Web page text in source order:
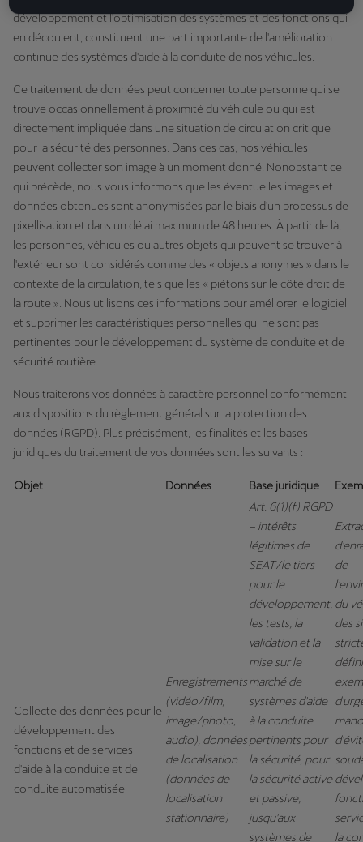
développement et l'optimisation des systèmes et des fonctions qui
en découlent, constituent une part importante de l'amélioration
continue des systèmes d'aide à la conduite de nos véhicules.
Ce traitement de données peut concerner toute personne qui se
trouve occasionnellement à proximité du véhicule ou qui est
directement impliquée dans une situation de circulation critique
pour la sécurité des personnes. Dans ces cas, nos véhicules
peuvent collecter son image à un moment donné. Nonobstant ce
qui précède, nous vous informons que les éventuelles images et
données obtenues sont anonymisées par le biais d'un processus de
pixellisation et dans un délai maximum de 48 heures. À partir de là,
les personnes, véhicules ou autres objets qui peuvent se trouver à
l'extérieur sont considérés comme des « objets anonymes » dans le
contexte de la circulation, tels que les « piétons sur le côté droit de
la route ». Nous utilisons ces informations pour améliorer le logiciel
et supprimer les caractéristiques personnelles qui ne sont pas
pertinentes pour le développement du système de conduite et de
sécurité routière.
Nous traiterons vos données à caractère personnel conformément
aux dispositions du règlement général sur la protection des
données (RGPD). Plus précisément, les finalités et les bases
juridiques du traitement de vos données sont les suivants :
Objet Données Base juridique
Collecte des données pour le
développement des
fonctions et de services
d'aide à la conduite et de
conduite automatisée
Enregistrements
(vidéo/film,
image/photo,
audio), données
de localisation
(données de
localisation
stationnaire)
Art. 6(1)(f) RGPD
– intérêts
légitimes de
SEAT/le tiers
pour le
développement,
les tests, la
validation et la
mise sur le
marché de
systèmes d'aide
à la conduite
pertinents pour
la sécurité, pour
la sécurité active
et passive,
jusqu'aux
systèmes de
de
du
des
la